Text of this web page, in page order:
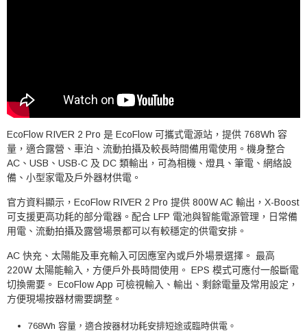
EcoFlow RIVER 2 Pro 是 EcoFlow 可攜式電源站，提供 768Wh 容
量，適合露營、車泊、流動拍攝及較長時間備用電使用。機身整合
AC、USB、USB-C 及 DC 類輸出，可為相機、燈具、筆電、網絡設
備、小型家電及戶外器材供電。
官方資料顯示，EcoFlow RIVER 2 Pro 提供 800W AC 輸出，X-Boost
可支援更高功耗的部分電器。配合 LFP 電池與智能電源管理，日常備
用電、流動拍攝及露營場景都可以有較穩定的供電安排。
AC 快充、太陽能及車充輸入可因應室內或戶外場景選擇。 最高
220W 太陽能輸入，方便戶外長時間使用。 EPS 模式可應付一般斷電
切換需要。 EcoFlow App 可檢視輸入、輸出、剩餘電量及常用設定，
方便現場按器材需要調整。
768Wh 容量，適合按器材功耗安排短途或臨時供電。